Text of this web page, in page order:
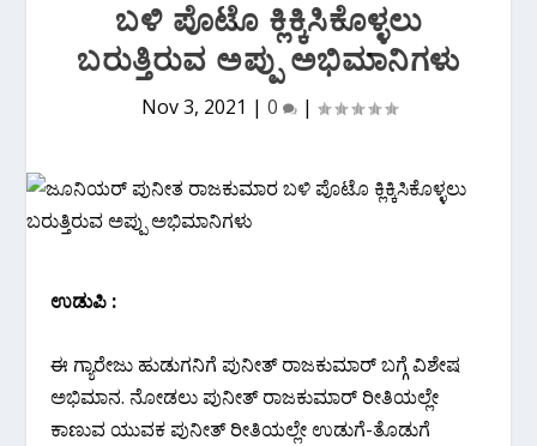
ಬಳಿ ಪೊಟೊ ಕ್ಲಿಕ್ಕಿಸಿಕೊಳ್ಳಲು
ಬರುತ್ತಿರುವ ಅಪ್ಪು ಅಭಿಮಾನಿಗಳು
Nov 3, 2021 | 0 |
ಉಡುಪಿ :
ಈ ಗ್ಯಾರೇಜು ಹುಡುಗನಿಗೆ ಪುನೀತ್ ರಾಜಕುಮಾರ್ ಬಗ್ಗೆ ವಿಶೇಷ
ಅಭಿಮಾನ. ನೋಡಲು ಪುನೀತ್ ರಾಜಕುಮಾರ್ ರೀತಿಯಲ್ಲೇ
ಕಾಣುವ ಯುವಕ ಪುನೀತ್ ರೀತಿಯಲ್ಲೇ ಉಡುಗೆ-ತೊಡುಗೆ